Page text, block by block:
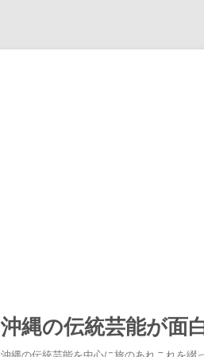
沖縄の伝統芸能が面